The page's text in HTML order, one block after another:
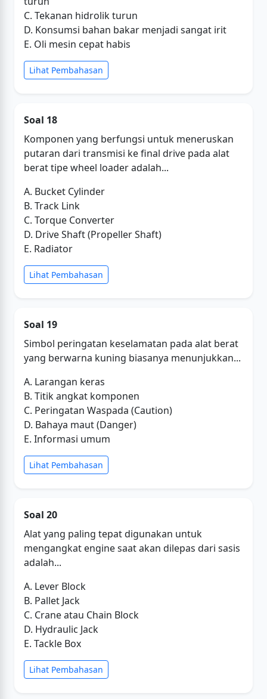
C. Tekanan hidrolik turun
D. Konsumsi bahan bakar menjadi sangat irit
E. Oli mesin cepat habis
Lihat Pembahasan
Soal 18
Komponen yang berfungsi untuk meneruskan
putaran dari transmisi ke final drive pada alat
berat tipe wheel loader adalah...
A. Bucket Cylinder
B. Track Link
C. Torque Converter
D. Drive Shaft (Propeller Shaft)
E. Radiator
Lihat Pembahasan
Soal 19
Simbol peringatan keselamatan pada alat berat
yang berwarna kuning biasanya menunjukkan...
A. Larangan keras
B. Titik angkat komponen
C. Peringatan Waspada (Caution)
D. Bahaya maut (Danger)
E. Informasi umum
Lihat Pembahasan
Soal 20
Alat yang paling tepat digunakan untuk
mengangkat engine saat akan dilepas dari sasis
adalah...
A. Lever Block
B. Pallet Jack
C. Crane atau Chain Block
D. Hydraulic Jack
E. Tackle Box
Lihat Pembahasan